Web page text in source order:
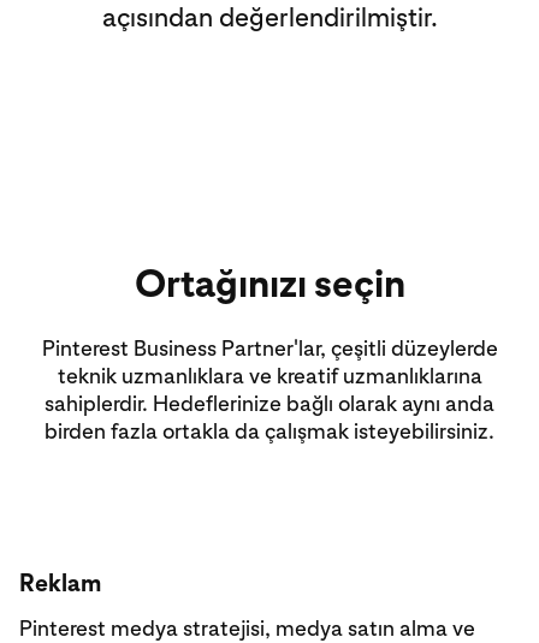
açısından değerlendirilmiştir.
Ortağınızı seçin
Pinterest Business Partner'lar, çeşitli düzeylerde
teknik uzmanlıklara ve kreatif uzmanlıklarına
sahiplerdir. Hedeflerinize bağlı olarak aynı anda
birden fazla ortakla da çalışmak isteyebilirsiniz.
Reklam
Pinterest medya stratejisi, medya satın alma ve